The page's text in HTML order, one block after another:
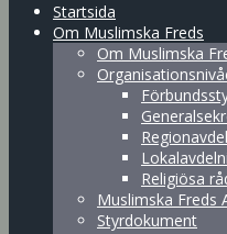
Startsida
Om Muslimska Freds
Om Muslimska
Religiösa
Muslimska Freds
Styrdokument